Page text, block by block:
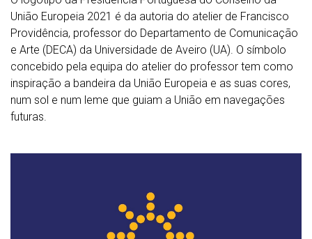
União Europeia 2021 é da autoria do atelier de Francisco
Providência, professor do Departamento de Comunicação
e Arte (DECA) da Universidade de Aveiro (UA). O símbolo
concebido pela equipa do atelier do professor tem como
inspiração a bandeira da União Europeia e as suas cores,
num sol e num leme que guiam a União em navegações
futuras.